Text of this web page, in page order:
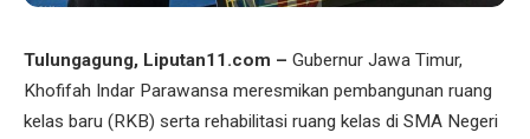
Tulungagung, Liputan11.com – Gubernur Jawa Timur,
Khofifah Indar Parawansa meresmikan pembangunan ruang
kelas baru (RKB) serta rehabilitasi ruang kelas di SMA Negeri